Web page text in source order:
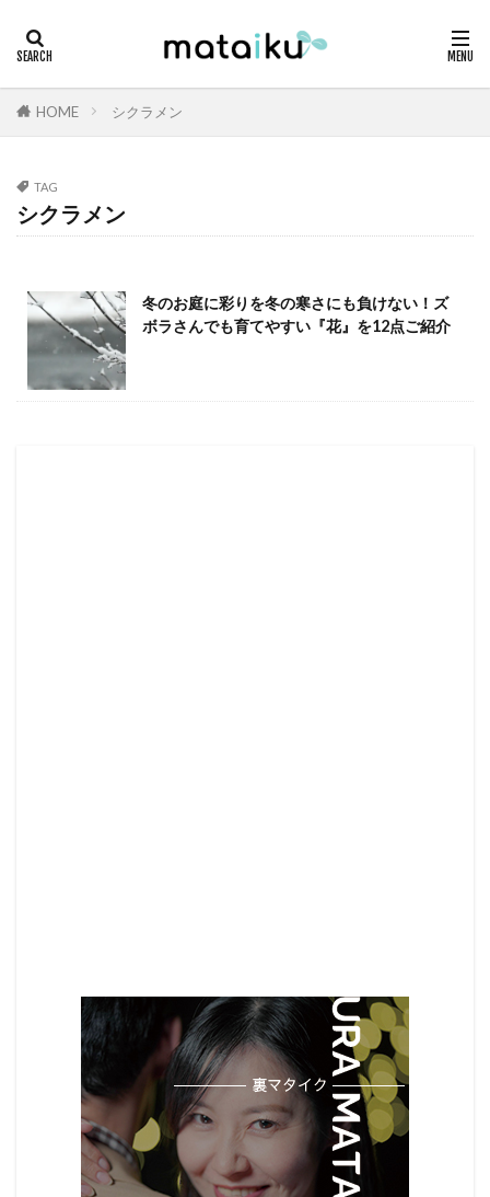
HOME シクラメン
TAG
シクラメン
冬のお庭に彩りを冬の寒さにも負けない！ズ
ボラさんでも育てやすい『花』を12点ご紹介